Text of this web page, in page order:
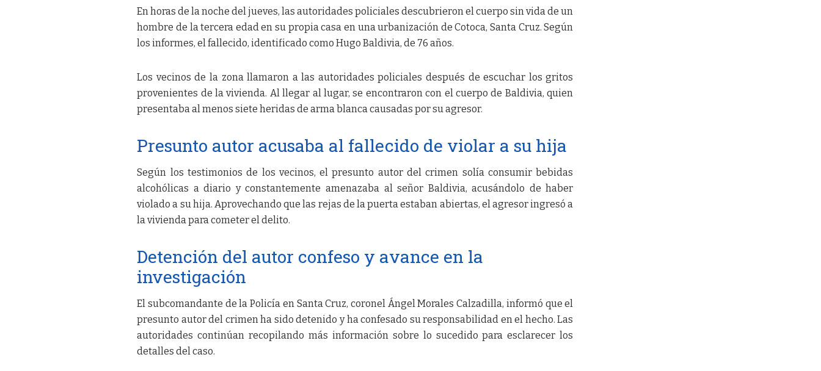
En horas de la noche del jueves, las autoridades policiales descubrieron el cuerpo sin vida de un
hombre de la tercera edad en su propia casa en una urbanización de Cotoca, Santa Cruz. Según
los informes, el fallecido, identificado como Hugo Baldivia, de 76 años.
Los vecinos de la zona llamaron a las autoridades policiales después de escuchar los gritos
provenientes de la vivienda. Al llegar al lugar, se encontraron con el cuerpo de Baldivia, quien
presentaba al menos siete heridas de arma blanca causadas por su agresor.
Presunto autor acusaba al fallecido de violar a su hija
Según los testimonios de los vecinos, el presunto autor del crimen solía consumir bebidas
alcohólicas a diario y constantemente amenazaba al señor Baldivia, acusándolo de haber
violado a su hija. Aprovechando que las rejas de la puerta estaban abiertas, el agresor ingresó a
la vivienda para cometer el delito.
Detención del autor confeso y avance en la
investigación
El subcomandante de la Policía en Santa Cruz, coronel Ángel Morales Calzadilla, informó que el
presunto autor del crimen ha sido detenido y ha confesado su responsabilidad en el hecho. Las
autoridades continúan recopilando más información sobre lo sucedido para esclarecer los
detalles del caso.